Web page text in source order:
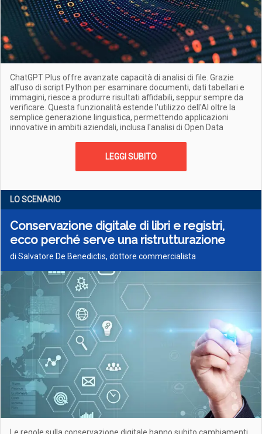
ChatGPT Plus offre avanzate capacità di analisi di file. Grazie
all'uso di script Python per esaminare documenti, dati tabellari e
immagini, riesce a produrre risultati affidabili, seppur sempre da
verificare. Questa funzionalità estende l'utilizzo dell'AI oltre la
semplice generazione linguistica, permettendo applicazioni
innovative in ambiti aziendali, inclusa l'analisi di Open Data
LEGGI SUBITO
LO SCENARIO
Conservazione digitale di libri e registri,
ecco perché serve una ristrutturazione
di Salvatore De Benedictis, dottore commercialista